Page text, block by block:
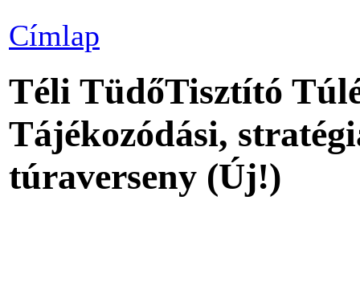
Címlap
Téli TüdőTisztító
Tájékozódási,
túraverseny (Új!)